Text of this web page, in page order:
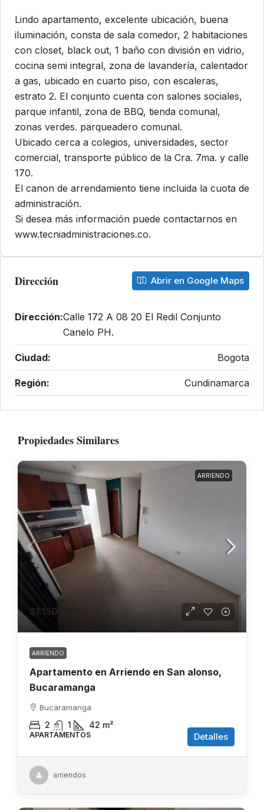
Lindo apartamento, excelente ubicación, buena
iluminación, consta de sala comedor, 2 habitaciones
con closet, black out, 1 baño con división en vidrio,
cocina semi integral, zona de lavandería, calentador
a gas, ubicado en cuarto piso, con escaleras,
estrato 2. El conjunto cuenta con salones sociales,
parque infantil, zona de BBQ, tienda comunal,
zonas verdes. parqueadero comunal.
Ubicado cerca a colegios, universidades, sector
comercial, transporte público de la Cra. 7ma. y calle
170.
El canon de arrendamiento tiene incluida la cuota de
administración.
Si desea más información puede contactarnos en
www.tecniadministraciones.co.
Dirección Abrir en Google Maps
Dirección:Calle 172 A 08 20 El Redil Conjunto
Canelo PH.
Ciudad: Bogota
Región: Cundinamarca
Propiedades Similares
ARRIENDO
$1.150.000
ARRIENDO
Apartamento en Arriendo en San alonso,
Bucaramanga
Bucaramanga
2 1 42 m²
APARTAMENTOS Detalles
arriendos